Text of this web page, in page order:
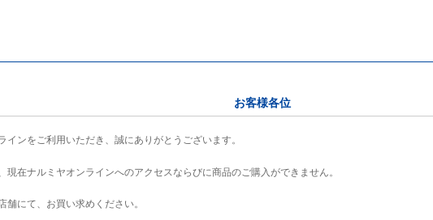
お客様各位
インをご利用いただき、誠にありがとうございます。
現在ナルミヤオンラインへのアクセスならびに商品のご購入ができません。
舗にて、お買い求めください。